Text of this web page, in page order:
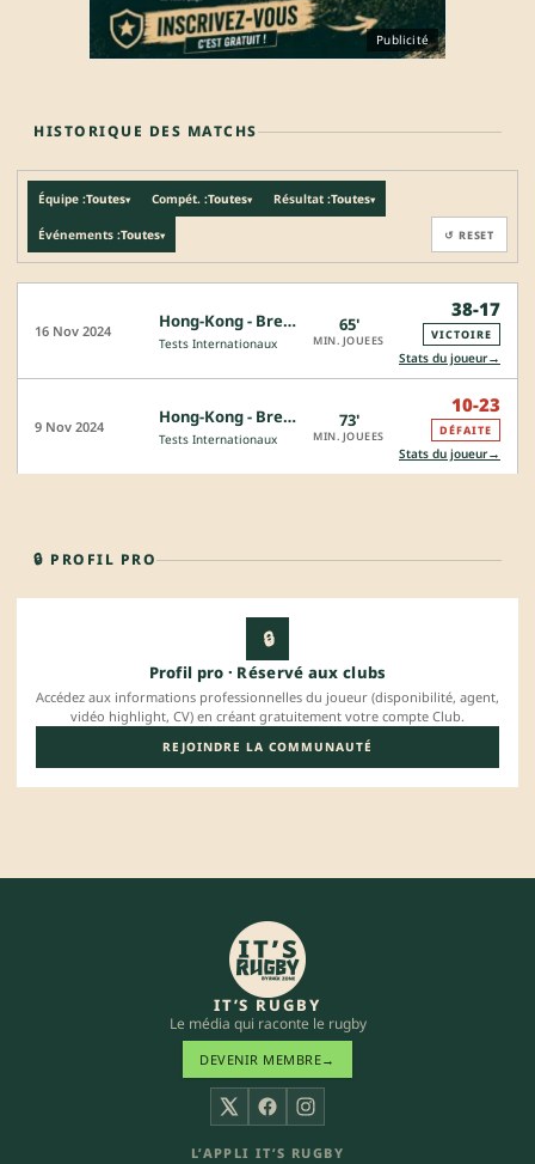
Publicité
HISTORIQUE DES MATCHS
Équipe :Toutes▾ Compét. :Toutes▾ Résultat :Toutes▾
Événements :Toutes▾ ↺ RESET
16 Nov 2024 Hong-Kong - Bresil
Tests Internationaux
65'
MIN. JOUEES
38-17
VICTOIRE
Stats du joueur→
9 Nov 2024 Hong-Kong - Bresil
Tests Internationaux
73'
MIN. JOUEES
10-23
DÉFAITE
Stats du joueur→
🔒 PROFIL PRO
🔒
Profil pro · Réservé aux clubs
Accédez aux informations professionnelles du joueur (disponibilité, agent,
vidéo highlight, CV) en créant gratuitement votre compte Club.
REJOINDRE LA COMMUNAUTÉ
IT’S RUGBY
Le média qui raconte le rugby
DEVENIR MEMBRE→
X FacebookInstagram
L’APPLI IT’S RUGBY